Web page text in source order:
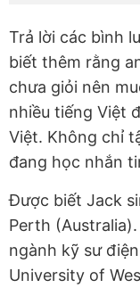
Trả lời các bình
biết thêm rằng
chưa giỏi nên
nhiều tiếng Việt
Việt. Không chỉ
đang học nhắn
Được biết Jack
Perth
ngành kỹ sư
University of